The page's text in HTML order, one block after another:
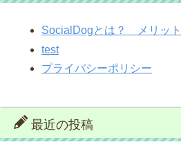
SocialDogとは？ メリッ
test
プライバシーポリシー
最近の投稿